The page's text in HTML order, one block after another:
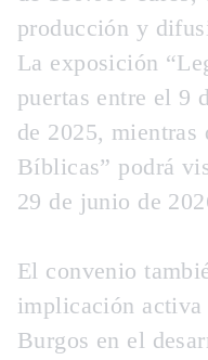
producción y
La exposición
puertas entre el 9
de 2025, mientras
Bíblicas” podrá
29 de junio de
El convenio
implicación activa
Burgos en el